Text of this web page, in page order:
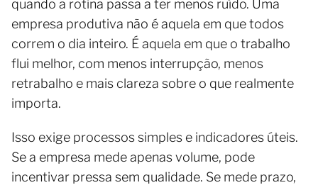
quando a rotina passa a ter menos ruído. Uma
empresa produtiva não é aquela em que todos
correm o dia inteiro. É aquela em que o trabalho
flui melhor, com menos interrupção, menos
retrabalho e mais clareza sobre o que realmente
importa.
Isso exige processos simples e indicadores úteis.
Se a empresa mede apenas volume, pode
incentivar pressa sem qualidade. Se mede prazo,